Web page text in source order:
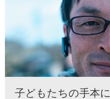
子どもたちの手本